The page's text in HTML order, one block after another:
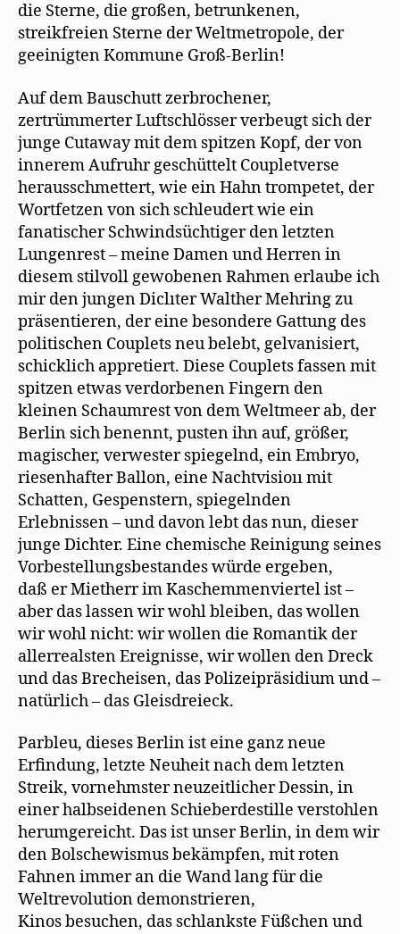
die Sterne, die großen, betrunkenen,
streikfreien Sterne der Weltmetropole, der
geeinigten Kommune Groß-Berlin!
Auf dem Bauschutt zerbrochener,
zertrümmerter Luftschlösser verbeugt sich der
junge Cutaway mit dem spitzen Kopf, der von
innerem Aufruhr geschüttelt Coupletverse
herausschmettert, wie ein Hahn trompetet, der
Wortfetzen von sich schleudert wie ein
fanatischer Schwindsüchtiger den letzten
Lungenrest – meine Damen und Herren in
diesem stilvoll gewobenen Rahmen erlaube ich
mir den jungen Diclıter Walther Mehring zu
präsentieren, der eine besondere Gattung des
politischen Couplets neu belebt, gelvanisiert,
schicklich appretiert. Diese Couplets fassen mit
spitzen etwas verdorbenen Fingern den
kleinen Schaumrest von dem Weltmeer ab, der
Berlin sich benennt, pusten ihn auf, größer,
magischer, verwester spiegelnd, ein Embryo,
riesenhafter Ballon, eine Nachtvisioıı mit
Schatten, Gespenstern, spiegelnden
Erlebnissen – und davon lebt das nun, dieser
junge Dichter. Eine chemische Reinigung seines
Vorbestellungsbestandes würde ergeben,
daß er Mietherr im Kaschemmenviertel ist –
aber das lassen wir wohl bleiben, das wollen
wir wohl nicht: wir wollen die Romantik der
allerrealsten Ereignisse, wir wollen den Dreck
und das Brecheisen, das Polizeipräsidium und –
natürlich – das Gleisdreieck.
Parbleu, dieses Berlin ist eine ganz neue
Erfindung, letzte Neuheit nach dem letzten
Streik, vornehmster neuzeitlicher Dessin, in
einer halbseidenen Schieberdestille verstohlen
herumgereicht. Das ist unser Berlin, in dem wir
den Bolschewismus bekämpfen, mit roten
Fahnen immer an die Wand lang für die
Weltrevolution demonstrieren,
Kinos besuchen, das schlankste Füßchen und